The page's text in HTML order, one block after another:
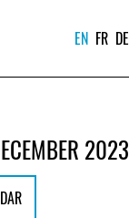
EN FR DE
2023